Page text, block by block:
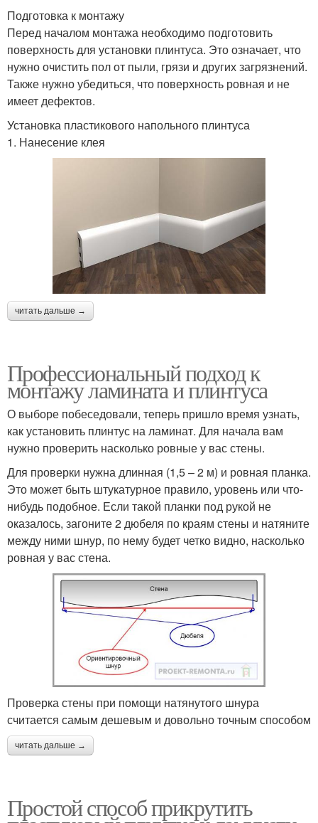
Подготовка к монтажу
Перед началом монтажа необходимо подготовить
поверхность для установки плинтуса. Это означает, что
нужно очистить пол от пыли, грязи и других загрязнений.
Также нужно убедиться, что поверхность ровная и не
имеет дефектов.
Установка пластикового напольного плинтуса
1. Нанесение клея
читать дальше →
Профессиональный подход к
монтажу ламината и плинтуса
О выборе побеседовали, теперь пришло время узнать,
как установить плинтус на ламинат. Для начала вам
нужно проверить насколько ровные у вас стены.
Для проверки нужна длинная (1,5 – 2 м) и ровная планка.
Это может быть штукатурное правило, уровень или что-
нибудь подобное. Если такой планки под рукой не
оказалось, загоните 2 дюбеля по краям стены и натяните
между ними шнур, по нему будет четко видно, насколько
ровная у вас стена.
Проверка стены при помощи натянутого шнура
считается самым дешевым и довольно точным способом
читать дальше →
Простой способ прикрутить